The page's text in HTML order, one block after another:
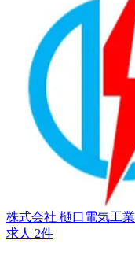
株式会社 樋口電気工業
求人 2件